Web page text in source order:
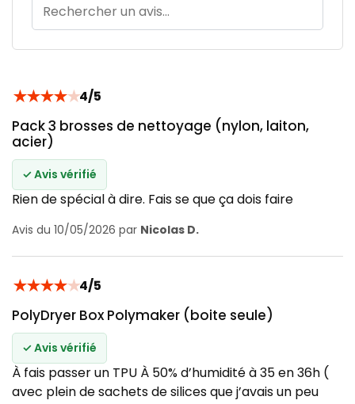
★★★★★4/5
Pack 3 brosses de nettoyage (nylon, laiton,
acier)
✓ Avis vérifié
Rien de spécial à dire. Fais se que ça dois faire
Avis du 10/05/2026 par Nicolas D.
★★★★★4/5
PolyDryer Box Polymaker (boite seule)
✓ Avis vérifié
À fais passer un TPU À 50% d’humidité à 35 en 36h (
avec plein de sachets de silices que j’avais un peu